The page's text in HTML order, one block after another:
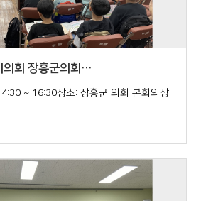
의회 장흥군의회…
~ 16:30장소: 장흥군 의회 본회의장